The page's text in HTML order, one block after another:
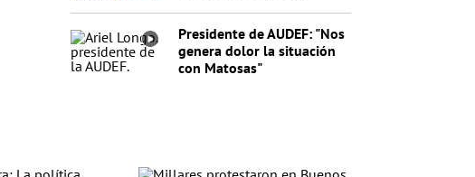
Presidente de AUDEF: "Nos
genera dolor la situación
con Matosas"